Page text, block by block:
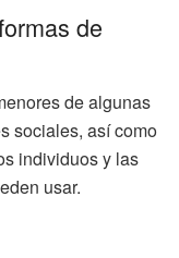
de
de algunas
sociales, así como
individuos y las
usar.